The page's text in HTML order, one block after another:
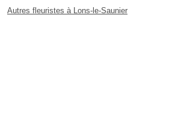
Autres fleuristes à Lons-le-Saunier